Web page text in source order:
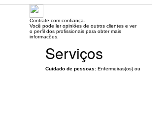
Contrate com confiança.
Você pode ler opiniões de outros clientes e ver
o perfil dos profissionais para obter mais
informacões.
Serviços
Cuidado de pessoas: Enfermeiras(os) ou